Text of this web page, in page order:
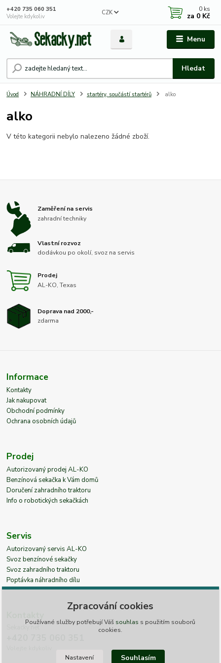
Menu
CZK
Hledat
+420 735 060 351
Volejte kdykoliv
0 ks
za 0 Kč
Úvod NÁHRADNÍ DÍLY startéry, součástí startérů alko
alko
V této kategorii nebylo nalezeno žádné zboží.
Zaměření na servis
zahradní techniky
Vlastní rozvoz
dodávkou po okolí, svoz na servis
Prodej
AL-KO, Texas
Doprava nad 2000,-
zdarma
Informace
Kontakty
Jak nakupovat
Obchodní podmínky
Ochrana osobních údajů
Prodej
Autorizovaný prodej AL-KO
Benzínová sekačka k Vám domů
Doručení zahradního traktoru
Info o robotických sekačkách
Servis
Autorizovaný servis AL-KO
Svoz benzínové sekačky
Svoz zahradního traktoru
Poptávka náhradního dílu
Zpracování cookies
Používané služby potřebují Váš souhlas s použitím souborů
cookies.
Nastavení Souhlasím